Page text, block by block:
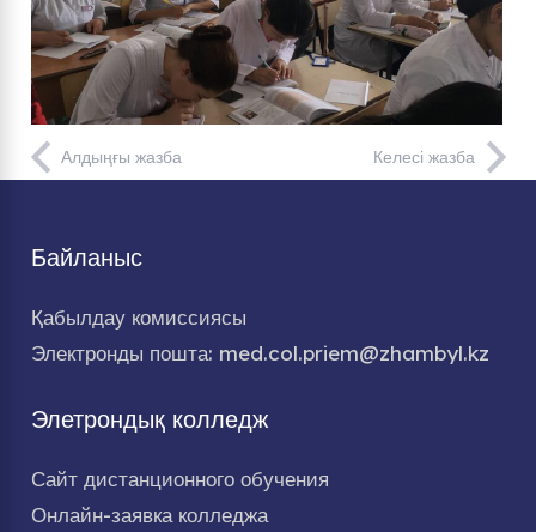
Алдыңғы жазба Келесі жазба
Байланыс
Қабылдау комиссиясы
Электронды пошта: med.col.priem@zhambyl.kz
Элетрондық колледж
Сайт дистанционного обучения
Онлайн-заявка колледжа